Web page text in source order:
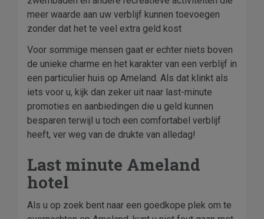
meer waarde aan uw verblijf kunnen toevoegen
zonder dat het te veel extra geld kost
Voor sommige mensen gaat er echter niets boven
de unieke charme en het karakter van een verblijf in
een particulier huis op Ameland. Als dat klinkt als
iets voor u, kijk dan zeker uit naar last-minute
promoties en aanbiedingen die u geld kunnen
besparen terwijl u toch een comfortabel verblijf
heeft, ver weg van de drukte van alledag!
Last minute Ameland
hotel
Als u op zoek bent naar een goedkope plek om te